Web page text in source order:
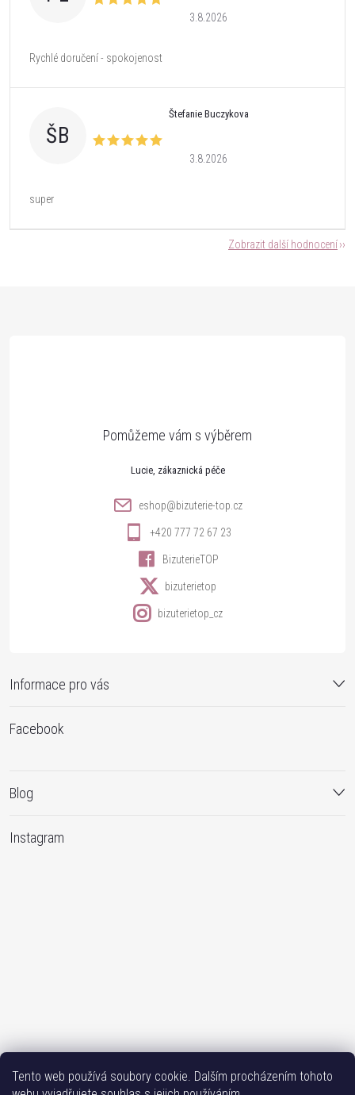
Tento web používá soubory cookie. Dalším procházením tohoto
3.8.2026
Rychlé doručení - spokojenost
ŠB
Štefanie Buczykova
3.8.2026
super
Zobrazit další hodnocení
Informace pro vás
Lucie
eshop@bizuterie-top.cz
+420 777 72 67 23
BizuterieTOP
bizuterietop
bizuterietop_cz
Facebook
Blog
Instagram